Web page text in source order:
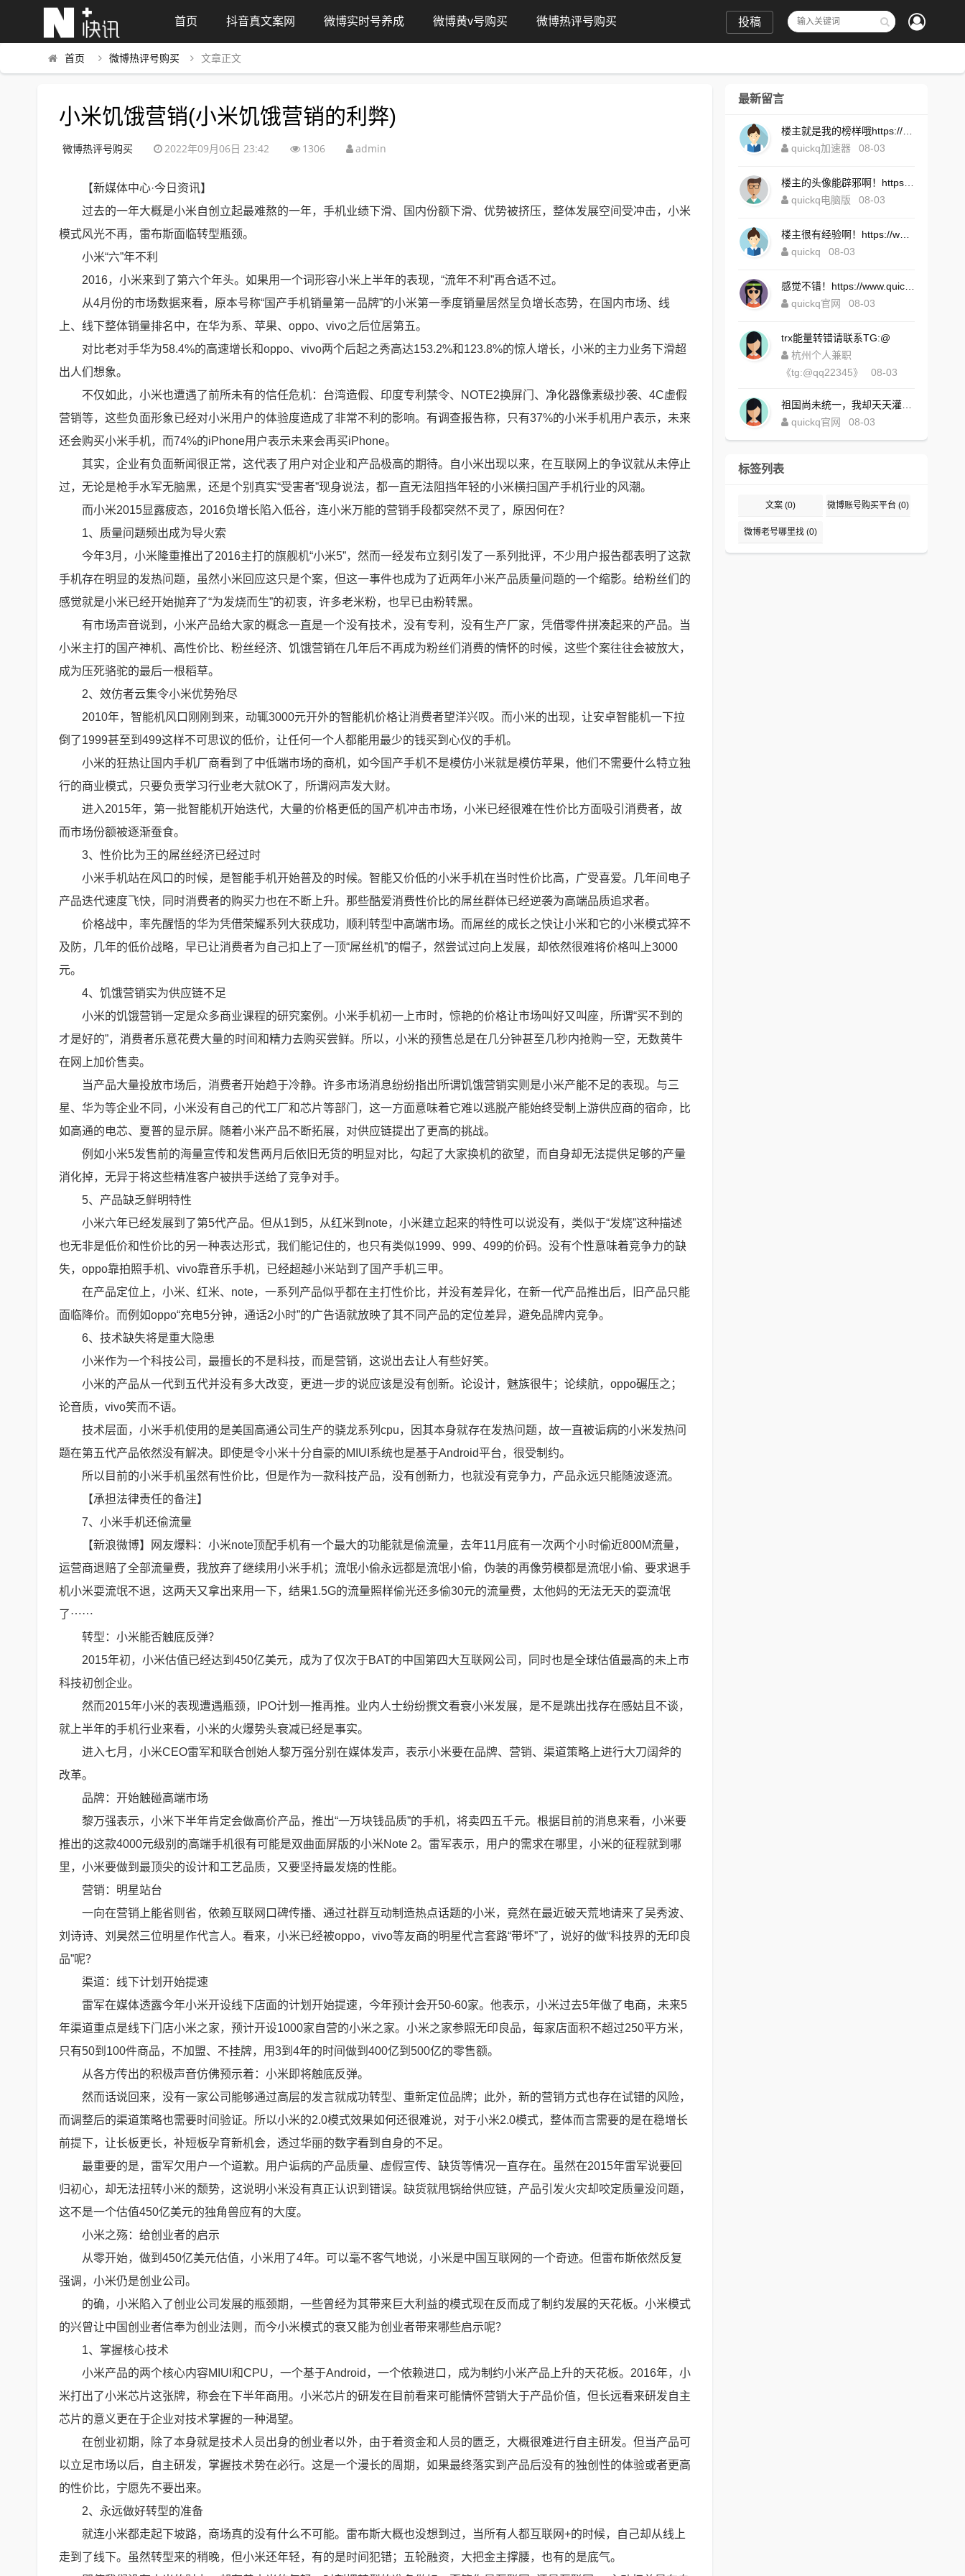
首页 抖音真文案网 微博实时号养成 微博黄v号购买 微博热评号购买 投稿
首页 微博热评号购买 文章正文
小米饥饿营销(小米饥饿营销的利弊)
微博热评号购买 2022年09月06日 23:42 1306 admin
【新媒体中心·今日资讯】
过去的一年大概是小米自创立起最难熬的一年，手机业绩下滑、国内份额下滑、优势被挤压，整体发展空间受冲击，小米
模式风光不再，雷布斯面临转型瓶颈。
小米“六”年不利
2016，小米来到了第六个年头。如果用一个词形容小米上半年的表现，“流年不利”再合适不过。
从4月份的市场数据来看，原本号称“国产手机销量第一品牌”的小米第一季度销量居然呈负增长态势，在国内市场、线
上、线下整体销量排名中，在华为系、苹果、oppo、vivo之后位居第五。
对比老对手华为58.4%的高速增长和oppo、vivo两个后起之秀高达153.2%和123.8%的惊人增长，小米的主力业务下滑超
出人们想象。
不仅如此，小米也遭遇了前所未有的信任危机：台湾造假、印度专利禁令、NOTE2换屏门、净化器像素级抄袭、4C虚假
营销等，这些负面形象已经对小米用户的体验度造成了非常不利的影响。有调查报告称，只有37%的小米手机用户表示，未来
还会购买小米手机，而74%的iPhone用户表示未来会再买iPhone。
其实，企业有负面新闻很正常，这代表了用户对企业和产品极高的期待。自小米出现以来，在互联网上的争议就从未停止
过，无论是枪手水军无脑黑，还是个别真实“受害者”现身说法，都一直无法阻挡年轻的小米横扫国产手机行业的风潮。
而小米2015显露疲态，2016负增长陷入低谷，连小米万能的营销手段都突然不灵了，原因何在？
1、质量问题频出成为导火索
今年3月，小米隆重推出了2016主打的旗舰机“小米5”，然而一经发布立刻引发了一系列批评，不少用户报告都表明了这款
手机存在明显的发热问题，虽然小米回应这只是个案，但这一事件也成为了近两年小米产品质量问题的一个缩影。给粉丝们的
感觉就是小米已经开始抛弃了“为发烧而生”的初衷，许多老米粉，也早已由粉转黑。
有市场声音说到，小米产品给大家的概念一直是一个没有技术，没有专利，没有生产厂家，凭借零件拼凑起来的产品。当
小米主打的国产神机、高性价比、粉丝经济、饥饿营销在几年后不再成为粉丝们消费的情怀的时候，这些个案往往会被放大，
成为压死骆驼的最后一根稻草。
2、效仿者云集令小米优势殆尽
2010年，智能机风口刚刚到来，动辄3000元开外的智能机价格让消费者望洋兴叹。而小米的出现，让安卓智能机一下拉
倒了1999甚至到499这样不可思议的低价，让任何一个人都能用最少的钱买到心仪的手机。
小米的狂热让国内手机厂商看到了中低端市场的商机，如今国产手机不是模仿小米就是模仿苹果，他们不需要什么特立独
行的商业模式，只要负责学习行业老大就OK了，所谓闷声发大财。
进入2015年，第一批智能机开始迭代，大量的价格更低的国产机冲击市场，小米已经很难在性价比方面吸引消费者，故
而市场份额被逐渐蚕食。
3、性价比为王的屌丝经济已经过时
小米手机站在风口的时候，是智能手机开始普及的时候。智能又价低的小米手机在当时性价比高，广受喜爱。几年间电子
产品迭代速度飞快，同时消费者的购买力也在不断上升。那些酷爱消费性价比的屌丝群体已经逆袭为高端品质追求者。
价格战中，率先醒悟的华为凭借荣耀系列大获成功，顺利转型中高端市场。而屌丝的成长之快让小米和它的小米模式猝不
及防，几年的低价战略，早已让消费者为自己扣上了一顶“屌丝机”的帽子，然尝试过向上发展，却依然很难将价格叫上3000
元。
4、饥饿营销实为供应链不足
小米的饥饿营销一定是众多商业课程的研究案例。小米手机初一上市时，惊艳的价格让市场叫好又叫座，所谓“买不到的
才是好的”，消费者乐意花费大量的时间和精力去购买尝鲜。所以，小米的预售总是在几分钟甚至几秒内抢购一空，无数黄牛
在网上加价售卖。
当产品大量投放市场后，消费者开始趋于冷静。许多市场消息纷纷指出所谓饥饿营销实则是小米产能不足的表现。与三
星、华为等企业不同，小米没有自己的代工厂和芯片等部门，这一方面意味着它难以逃脱产能始终受制上游供应商的宿命，比
如高通的电芯、夏普的显示屏。随着小米产品不断拓展，对供应链提出了更高的挑战。
例如小米5发售前的海量宣传和发售两月后依旧无货的明显对比，勾起了大家换机的欲望，而自身却无法提供足够的产量
消化掉，无异于将这些精准客户被拱手送给了竞争对手。
5、产品缺乏鲜明特性
小米六年已经发展到了第5代产品。但从1到5，从红米到note，小米建立起来的特性可以说没有，类似于“发烧”这种描述
也无非是低价和性价比的另一种表达形式，我们能记住的，也只有类似1999、999、499的价码。没有个性意味着竞争力的缺
失，oppo靠拍照手机、vivo靠音乐手机，已经超越小米站到了国产手机三甲。
在产品定位上，小米、红米、note，一系列产品似乎都在主打性价比，并没有差异化，在新一代产品推出后，旧产品只能
面临降价。而例如oppo“充电5分钟，通话2小时”的广告语就放映了其不同产品的定位差异，避免品牌内竞争。
6、技术缺失将是重大隐患
小米作为一个科技公司，最擅长的不是科技，而是营销，这说出去让人有些好笑。
小米的产品从一代到五代并没有多大改变，更进一步的说应该是没有创新。论设计，魅族很牛；论续航，oppo碾压之；
论音质，vivo笑而不语。
技术层面，小米手机使用的是美国高通公司生产的骁龙系列cpu，因其本身就存在发热问题，故一直被诟病的小米发热问
题在第五代产品依然没有解决。即使是令小米十分自豪的MIUI系统也是基于Android平台，很受制约。
所以目前的小米手机虽然有性价比，但是作为一款科技产品，没有创新力，也就没有竞争力，产品永远只能随波逐流。
【承担法律责任的备注】
7、小米手机还偷流量
【新浪微博】网友爆料：小米note顶配手机有一个最大的功能就是偷流量，去年11月底有一次两个小时偷近800M流量，
运营商退赔了全部流量费，我放弃了继续用小米手机；流氓小偷永远都是流氓小偷，伪装的再像劳模都是流氓小偷、要求退手
机小米耍流氓不退，这两天又拿出来用一下，结果1.5G的流量照样偷光还多偷30元的流量费，太他妈的无法无天的耍流氓
了⋯⋯
转型：小米能否触底反弹？
2015年初，小米估值已经达到450亿美元，成为了仅次于BAT的中国第四大互联网公司，同时也是全球估值最高的未上市
科技初创企业。
然而2015年小米的表现遭遇瓶颈，IPO计划一推再推。业内人士纷纷撰文看衰小米发展，是不是跳出找存在感姑且不谈，
就上半年的手机行业来看，小米的火爆势头衰减已经是事实。
进入七月，小米CEO雷军和联合创始人黎万强分别在媒体发声，表示小米要在品牌、营销、渠道策略上进行大刀阔斧的
改革。
品牌：开始触碰高端市场
黎万强表示，小米下半年肯定会做高价产品，推出“一万块钱品质”的手机，将卖四五千元。根据目前的消息来看，小米要
推出的这款4000元级别的高端手机很有可能是双曲面屏版的小米Note 2。雷军表示，用户的需求在哪里，小米的征程就到哪
里，小米要做到最顶尖的设计和工艺品质，又要坚持最发烧的性能。
营销：明星站台
一向在营销上能省则省，依赖互联网口碑传播、通过社群互动制造热点话题的小米，竟然在最近破天荒地请来了吴秀波、
刘诗诗、刘昊然三位明星作代言人。看来，小米已经被oppo，vivo等友商的明星代言套路“带坏”了，说好的做“科技界的无印良
品”呢？
渠道：线下计划开始提速
雷军在媒体透露今年小米开设线下店面的计划开始提速，今年预计会开50-60家。他表示，小米过去5年做了电商，未来5
年渠道重点是线下门店小米之家，预计开设1000家自营的小米之家。小米之家参照无印良品，每家店面积不超过250平方米，
只有50到100件商品，不加盟、不挂牌，用3到4年的时间做到400亿到500亿的零售额。
从各方传出的积极声音仿佛预示着：小米即将触底反弹。
然而话说回来，没有一家公司能够通过高层的发言就成功转型、重新定位品牌；此外，新的营销方式也存在试错的风险，
而调整后的渠道策略也需要时间验证。所以小米的2.0模式效果如何还很难说，对于小米2.0模式，整体而言需要的是在稳增长
前提下，让长板更长，补短板孕育新机会，透过华丽的数字看到自身的不足。
最重要的是，雷军欠用户一个道歉。用户诟病的产品质量、虚假宣传、缺货等情况一直存在。虽然在2015年雷军说要回
归初心，却无法扭转小米的颓势，这说明小米没有真正认识到错误。缺货就甩锅给供应链，产品引发火灾却咬定质量没问题，
这不是一个估值450亿美元的独角兽应有的大度。
小米之殇：给创业者的启示
从零开始，做到450亿美元估值，小米用了4年。可以毫不客气地说，小米是中国互联网的一个奇迹。但雷布斯依然反复
强调，小米仍是创业公司。
的确，小米陷入了创业公司发展的瓶颈期，一些曾经为其带来巨大利益的模式现在反而成了制约发展的天花板。小米模式
的兴曾让中国创业者信奉为创业法则，而今小米模式的衰又能为创业者带来哪些启示呢？
1、掌握核心技术
小米产品的两个核心内容MIUI和CPU，一个基于Android，一个依赖进口，成为制约小米产品上升的天花板。2016年，小
米打出了小米芯片这张牌，称会在下半年商用。小米芯片的研发在目前看来可能情怀营销大于产品价值，但长远看来研发自主
芯片的意义更在于企业对技术掌握的一种渴望。
在创业初期，除了本身就是技术人员出身的创业者以外，由于着资金和人员的匮乏，大概很难进行自主研发。但当产品可
以立足市场以后，自主研发，掌握技术势在必行。这是一个漫长的周期，如果最终落实到产品后没有的独创性的体验或者更高
的性价比，宁愿先不要出来。
2、永远做好转型的准备
就连小米都走起下坡路，商场真的没有什么不可能。雷布斯大概也没想到过，当所有人都互联网+的时候，自己却从线上
走到了线下。虽然转型来的稍晚，但小米还年轻，有的是时间犯错；五轮融资，大把金主撑腰，也有的是底气。
最新留言
quickq加速器
08-03
quickq电脑版
08-03
quickq
08-03
quickq官网
08-03
trx能量转错请联系TG:@
杭州个人兼职
《tg:@qq22345》
08-03
quickq官网
08-03
标签列表
文案 (0) 微博账号购买平台 (0)
微博老号哪里找 (0)